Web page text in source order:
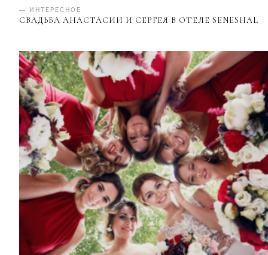
— ИНТЕРЕСНОЕ
СВАДЬБА АНАСТАСИИ И СЕРГЕЯ В ОТЕЛЕ SENESHAL